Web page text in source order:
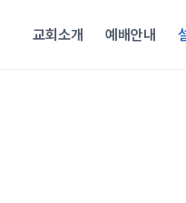
교회소개 예배안내